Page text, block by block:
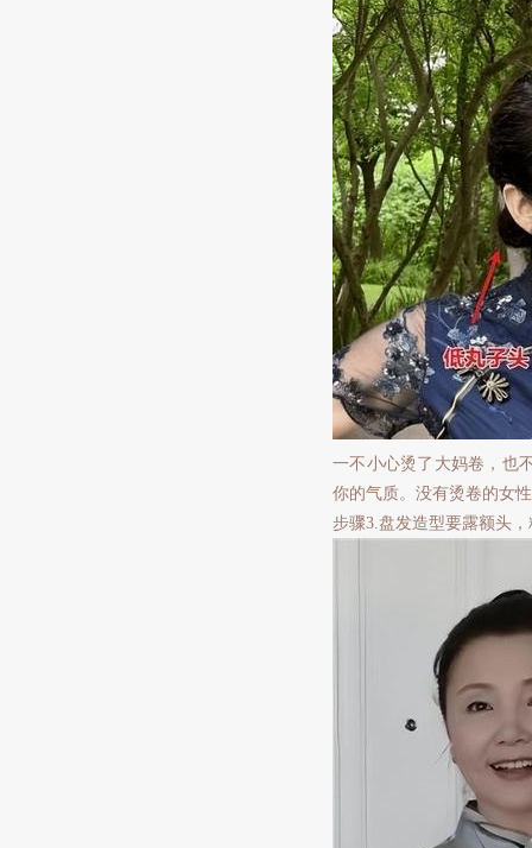
一不小心烫了大妈卷，也
你的气质。没有烫卷的女
步骤3.盘发造型要露额头